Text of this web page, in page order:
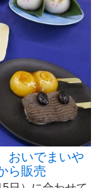
おいでまいや
ら販売